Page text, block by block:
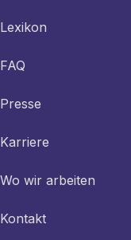
Lexikon
FAQ
Presse
Karriere
Wo wir arbeiten
Kontakt